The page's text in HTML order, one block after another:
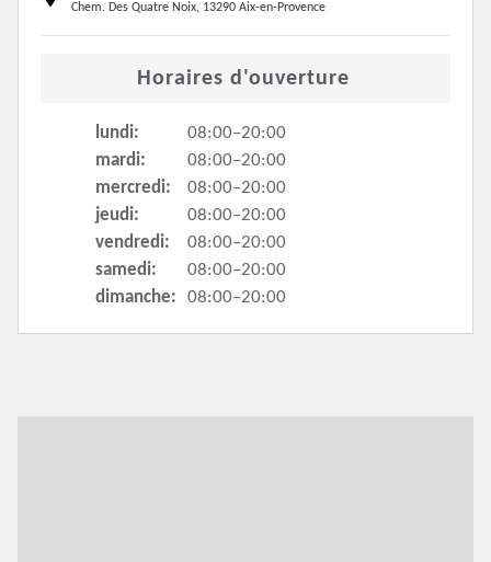
Chem. Des Quatre Noix, 13290 Aix-en-Provence
Horaires d'ouverture
lundi:
08:00–20:00
mardi:
08:00–20:00
mercredi:
08:00–20:00
jeudi:
08:00–20:00
vendredi:
08:00–20:00
samedi:
08:00–20:00
dimanche:
08:00–20:00